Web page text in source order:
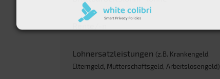
Rente/-n
Lohnersatzleistungen (z.B. Krankengeld,
Elterngeld, Mutterschaftsgeld, Arbeitslosengeld)